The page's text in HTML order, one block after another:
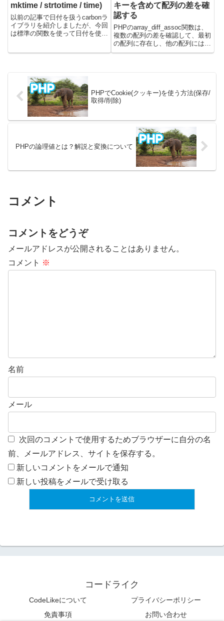
mktime / strtotime / time)
以前の記事で日付を扱うcarbonラ
イブラリを紹介しましたが、今回
は標準の関数を使って日付を使う
キーを含めて配列の差を確
認する
PHPのarray_diff_assoc関数は、
複数の配列の差を確認して、最初
の配列に存在し、他の配列には存
在しない要素を返します。
PHPでCookie(クッキー)を使う方法(保存/
取得/削除)
PHPの論理値とは？解説と変換について
コメント
コメントをどうぞ
メールアドレスが公開されることはありません。
コメント ※
名前
メール
次回のコメントで使用するためブラウザーに自分の名
前、メールアドレス、サイトを保存する。
新しいコメントをメールで通知
新しい投稿をメールで受け取る
コードライク
CodeLikeについて
プライバシーポリシー
免責事項
お問い合わせ